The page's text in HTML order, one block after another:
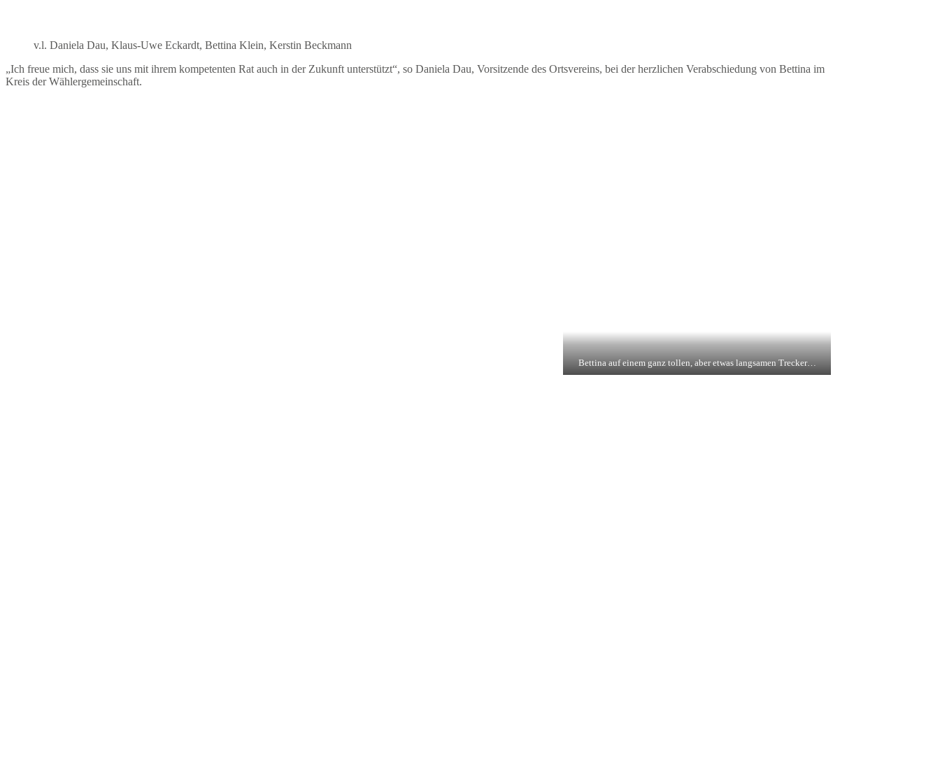
v.l. Daniela Dau, Klaus-Uwe Eckardt, Bettina Klein, Kerstin Beckmann
„Ich freue mich, dass sie uns mit ihrem kompetenten Rat auch in der Zukunft unterstützt“, so Daniela Dau, Vorsitzende des Ortsvereins, bei der herzlichen Verabschiedung von Bettina im
Kreis der Wählergemeinschaft.
Bettina auf einem ganz tollen, aber etwas langsamen Trecker…